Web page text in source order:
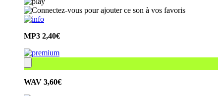
MP3 2,40€
WAV 3,60€